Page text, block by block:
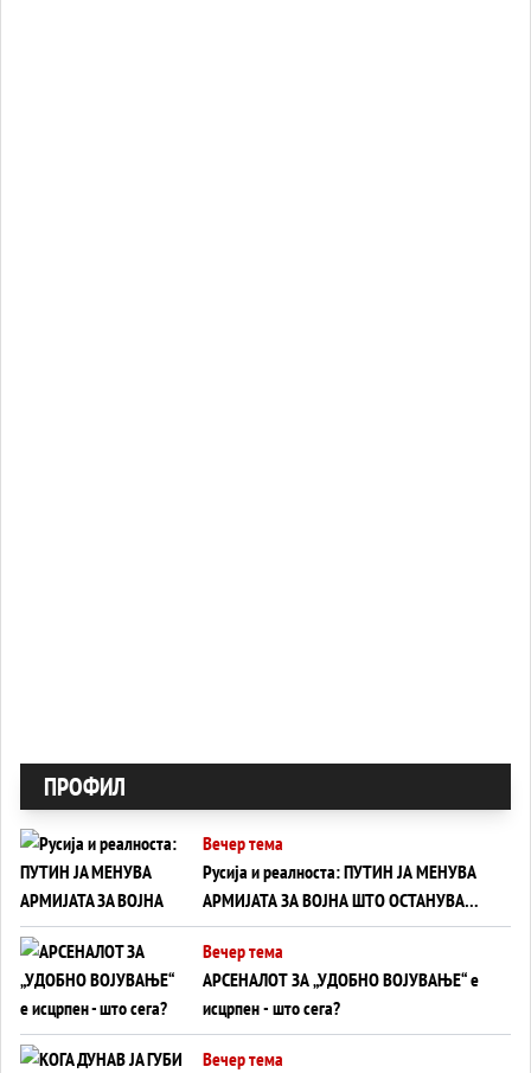
ПРОФИЛ
Вечер тема
Русија и реалноста: ПУТИН ЈА МЕНУВА
АРМИЈАТА ЗА ВОЈНА ШТО ОСТАНУВА
БЕЗ ФРОНТ
Вечер тема
АРСЕНАЛОТ ЗА „УДОБНО ВОЈУВАЊЕ“ е
исцрпен - што сега?
Вечер тема